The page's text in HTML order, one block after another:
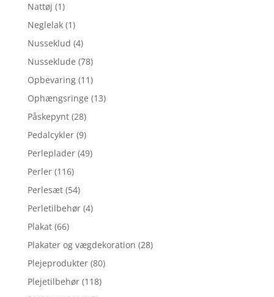
Nattøj (1)
Neglelak (1)
Nusseklud (4)
Nusseklude (78)
Opbevaring (11)
Ophængsringe (13)
Påskepynt (28)
Pedalcykler (9)
Perleplader (49)
Perler (116)
Perlesæt (54)
Perletilbehør (4)
Plakat (66)
Plakater og vægdekoration (28)
Plejeprodukter (80)
Plejetilbehør (118)